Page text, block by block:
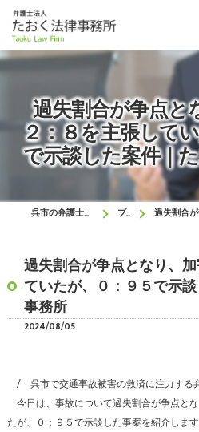
過失割合が争点と
２：８を主張して
で示談した案件｜
呉市の弁護士はたおく法律事務所 ブログ 過失割合が争点となり
過失割合が争点となり、
ていたが、０：９５で示
事務所
2024/08/05
呉市で交通事故被害の救済に注力する
今日は、事故について過失割合が争点と
たが、０：９５で示談した事案を紹介します